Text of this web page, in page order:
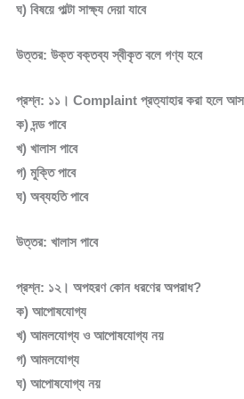
ঘ) বিষয়ে পাল্টা সাক্ষ্য দেয়া যাবে
উত্তর: উক্ত বক্তব্য স্বীকৃত বলে গণ্য হবে
প্রশ্ন: ১১। Complaint প্রত্যাহার করা হলে
ক) দন্ড পাবে
খ) খালাস পাবে
গ) মুক্তি পাবে
ঘ) অব্যহতি পাবে
উত্তর: খালাস পাবে
প্রশ্ন: ১২। অপহরণ কোন ধরণের অপরাধ?
ক) আপোষযোগ্য
খ) আমলযোগ্য ও আপোষযোগ্য নয়
গ) আমলযোগ্য
ঘ) আপোষযোগ্য নয়